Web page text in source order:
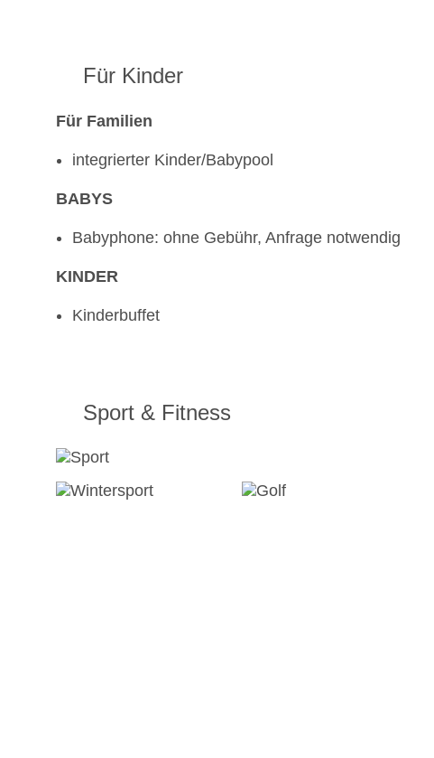
Für Kinder
Für Familien
integrierter Kinder/Babypool
BABYS
Babyphone: ohne Gebühr, Anfrage notwendig
KINDER
Kinderbuffet
Sport & Fitness